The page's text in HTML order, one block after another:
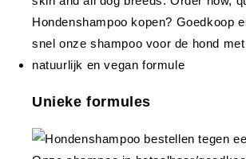
Unieke formules